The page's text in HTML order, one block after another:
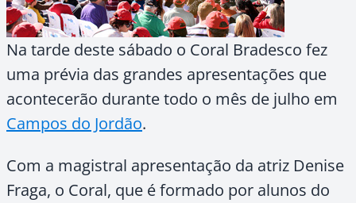
Na tarde deste sábado o Coral Bradesco fez
uma prévia das grandes apresentações que
acontecerão durante todo o mês de julho em
Campos do Jordão.
Com a magistral apresentação da atriz Denise
Fraga, o Coral, que é formado por alunos do